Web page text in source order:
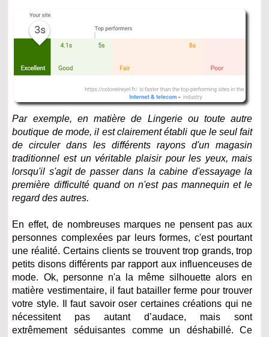
Par exemple, en matière de Lingerie ou toute autre
boutique de mode, il est clairement établi que le seul fait
de circuler dans les différents rayons d'un magasin
traditionnel est un véritable plaisir pour les yeux, mais
lorsqu'il s'agit de passer dans la cabine d'essayage la
première difficulté quand on n'est pas mannequin et le
regard des autres.
En effet, de nombreuses marques ne pensent pas aux
personnes complexées par leurs formes, c'est pourtant
une réalité. Certains clients se trouvent trop grands, trop
petits disons différents par rapport aux influenceuses de
mode. Ok, personne n'a la même silhouette alors en
matière vestimentaire, il faut batailler ferme pour trouver
votre style. Il faut savoir oser certaines créations qui ne
nécessitent pas autant d’audace, mais sont
extrêmement séduisantes comme un déshabillé. Ce